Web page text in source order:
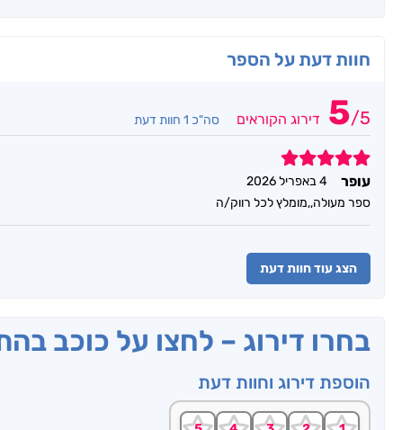
חוות דעת על הספר
5/5 דירוג הקוראים סה"כ 1 חוות דעת
5
עופר
4 באפריל 2026
ספר מעולה,,מומלץ לכל רווק/ה
הצג עוד חוות דעת
בחרו דירוג – לחצו על כוכב
הוספת דירוג וחוות דעת